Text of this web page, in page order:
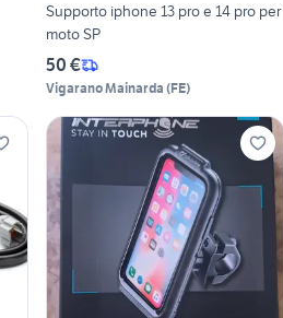
Supporto iphone 13 pro e 14 pro per
moto SP
50 €
Vigarano Mainarda (FE)